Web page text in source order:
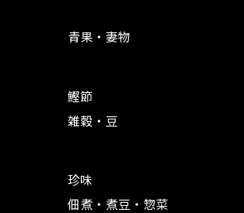
青果・妻物
鰹節
雑穀・豆
珍味
佃煮・煮豆・惣菜